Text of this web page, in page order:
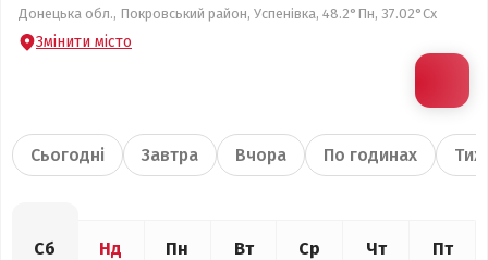
Донецька обл., Покровський район, Успенівка, 48.2°Пн, 37.02°Сх
Змінити місто
Сьогодні Завтра Вчора По годинах
Сб Нд Пн Вт Ср Чт Пт